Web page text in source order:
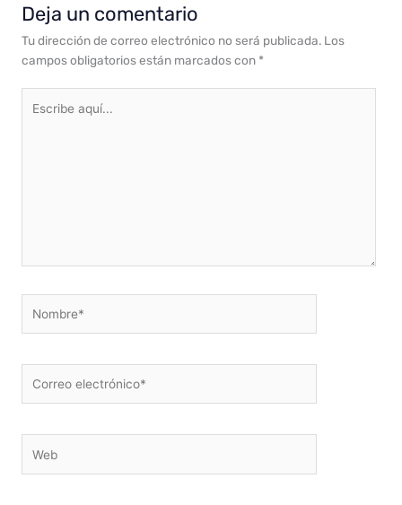
Deja un comentario
Tu dirección de correo electrónico no será publicada. Los
campos obligatorios están marcados con *
aquí...
electrónico*